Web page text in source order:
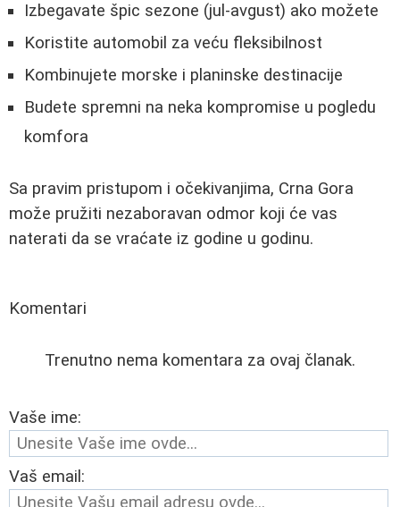
Izbegavate špic sezone (jul-avgust) ako možete
Koristite automobil za veću fleksibilnost
Kombinujete morske i planinske destinacije
Budete spremni na neka kompromise u pogledu
komfora
Sa pravim pristupom i očekivanjima, Crna Gora
može pružiti nezaboravan odmor koji će vas
naterati da se vraćate iz godine u godinu.
Komentari
Trenutno nema komentara za ovaj članak.
Vaše ime:
Vaš email: